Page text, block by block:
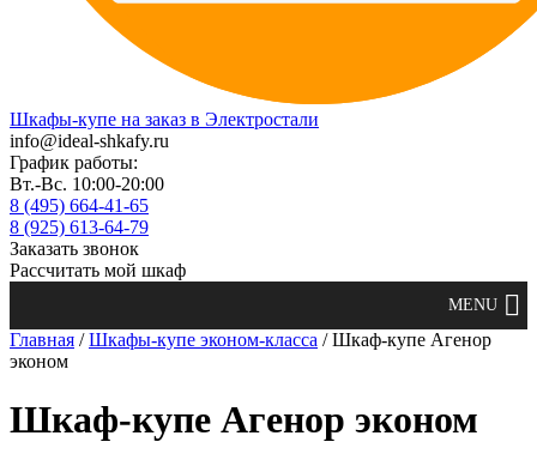
Шкафы-купе на заказ в Электростали
info@ideal-shkafy.ru
График работы:
Вт.-Вс. 10:00-20:00
8 (495) 664-41-65
8 (925) 613-64-79
Заказать звонок
Рассчитать мой шкаф
Главная /Шкафы-купе эконом-класса / Шкаф-купе Агенор
эконом
Шкаф-купе Агенор эконом